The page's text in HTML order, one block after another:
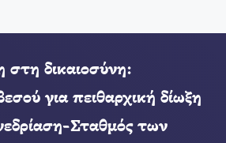
στη δικαιοσύνη:
για πειθαρχική δίωξη
Σταθμός των